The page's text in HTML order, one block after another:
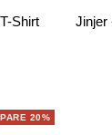
Shirt
Jinjer
20%